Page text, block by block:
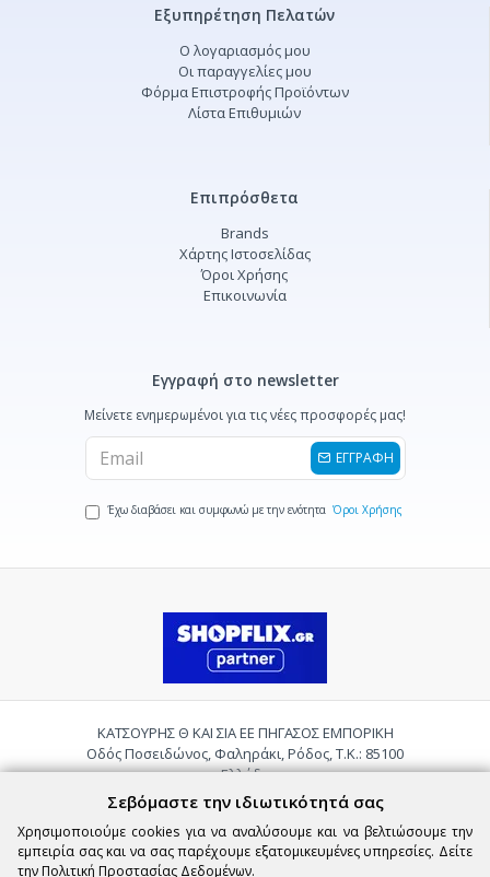
Εξυπηρέτηση Πελατών
Ο λογαριασμός μου
Οι παραγγελίες μου
Φόρμα Επιστροφής Προϊόντων
Λίστα Επιθυμιών
Επιπρόσθετα
Brands
Χάρτης Ιστοσελίδας
Όροι Χρήσης
Επικοινωνία
Εγγραφή στο newsletter
Μείνετε ενημερωμένοι για τις νέες προσφορές μας!
ΕΓΓΡΑΦΗ
Έχω διαβάσει και συμφωνώ με την ενότητα Όροι Χρήσης
ΚΑΤΣΟΥΡΗΣ Θ ΚΑΙ ΣΙΑ ΕΕ ΠΗΓΑΣΟΣ ΕΜΠΟΡΙΚΗ
Οδός Ποσειδώνος, Φαληράκι, Ρόδος, Τ.Κ.: 85100
Ελλάδα
Τηλ.:2241085059
Email:
pigasosemporiki@gmail.com
Σεβόμαστε την ιδιωτικότητά σας
Χρησιμοποιούμε cookies για να αναλύσουμε και να βελτιώσουμε την
εμπειρία σας και να σας παρέχουμε εξατομικευμένες υπηρεσίες. Δείτε
την Πολιτική Προστασίας Δεδομένων.